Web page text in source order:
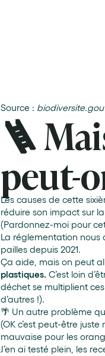
Source :
🪜
peut-
Les causes de cette
réduire son impact sur
(Pardonnez-moi pour
La réglementation nous
pailles depuis 2021.
Ça aide, mais on peut
plastiques.C’est loin
déchet se multiplient
d’autres !).
🌴 Un autre problème
(OK c’est peut-être
mauvaise pour les
J’en ai testé plein, les